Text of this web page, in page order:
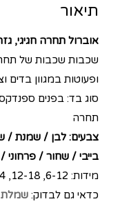
תיאור
אוברול תחרה חגיגי,
שכבות שכבות של
ופעוטות במגוון בדים
סוג בד: בפנים
תחרה
צבעים: לבן / שמנת /
בייבי / שחור / פרחוני /
מידות: 6-12, 12-18, 18-24
כדאי גם לבדוק: שמלת